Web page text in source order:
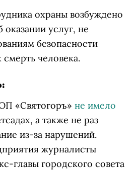
охраны возбуждено
услуг, не
безопасности
человека.
«Святогоръ» не имело
а также не раз
из-за нарушений.
журналисты
главы городского совета